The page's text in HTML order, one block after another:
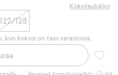
Kokotaulukko
122/128
kun kokosi on taas varastossa.